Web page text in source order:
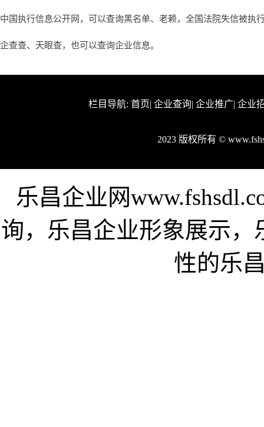
中国执行信息公开网，可以查询黑名单、老赖，全国法院失信被执
企查查、天眼查，也可以查询企业信息。
栏目导航: 首页| 企业查询| 企业推广| 企业
2023 版权所有 ©
乐昌企业网
询，乐昌企业形象展示
性的乐